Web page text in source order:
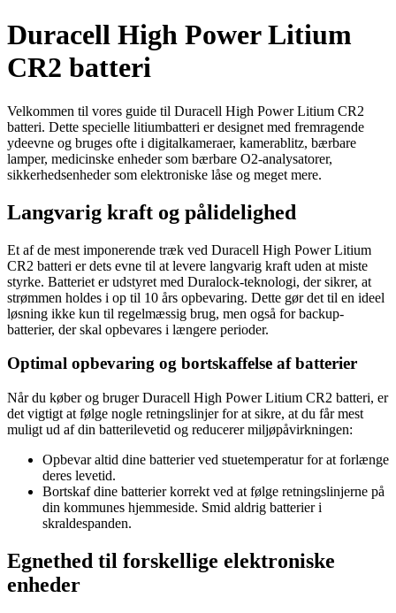
Duracell High Power Litium
CR2 batteri
Velkommen til vores guide til Duracell High Power Litium CR2
batteri. Dette specielle litiumbatteri er designet med fremragende
ydeevne og bruges ofte i digitalkameraer, kamerablitz, bærbare
lamper, medicinske enheder som bærbare O2-analysatorer,
sikkerhedsenheder som elektroniske låse og meget mere.
Langvarig kraft og pålidelighed
Et af de mest imponerende træk ved Duracell High Power Litium
CR2 batteri er dets evne til at levere langvarig kraft uden at miste
styrke. Batteriet er udstyret med Duralock-teknologi, der sikrer, at
strømmen holdes i op til 10 års opbevaring. Dette gør det til en ideel
løsning ikke kun til regelmæssig brug, men også for backup-
batterier, der skal opbevares i længere perioder.
Optimal opbevaring og bortskaffelse af batterier
Når du køber og bruger Duracell High Power Litium CR2 batteri, er
det vigtigt at følge nogle retningslinjer for at sikre, at du får mest
muligt ud af din batterilevetid og reducerer miljøpåvirkningen:
Opbevar altid dine batterier ved stuetemperatur for at forlænge
deres levetid.
Bortskaf dine batterier korrekt ved at følge retningslinjerne på
din kommunes hjemmeside. Smid aldrig batterier i
skraldespanden.
Egnethed til forskellige elektroniske
enheder